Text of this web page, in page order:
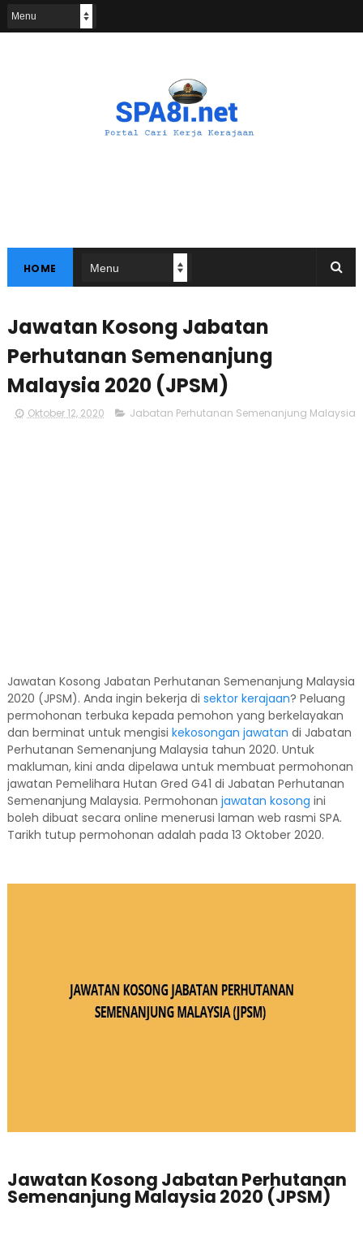
HOME
Jawatan Kosong Jabatan
Perhutanan Semenanjung
Malaysia 2020 (JPSM)
Oktober 12, 2020 Jabatan Perhutanan Semenanjung Malaysia
Jawatan Kosong Jabatan Perhutanan Semenanjung Malaysia
2020 (JPSM). Anda ingin bekerja di sektor kerajaan? Peluang
permohonan terbuka kepada pemohon yang berkelayakan
dan berminat untuk mengisi kekosongan jawatan di Jabatan
Perhutanan Semenanjung Malaysia tahun 2020. Untuk
makluman, kini anda dipelawa untuk membuat permohonan
jawatan Pemelihara Hutan Gred G41 di Jabatan Perhutanan
Semenanjung Malaysia. Permohonan jawatan kosong ini
boleh dibuat secara online menerusi laman web rasmi SPA.
Tarikh tutup permohonan adalah pada 13 Oktober 2020.
Jawatan Kosong Jabatan Perhutanan
Semenanjung Malaysia 2020 (JPSM)